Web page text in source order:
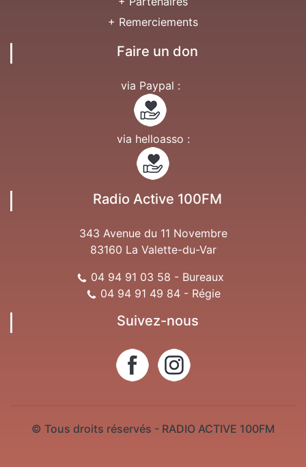
+ Remerciements
Faire un don
via Paypal :
via helloasso :
Radio Active 100FM
343 Avenue du 11 Novembre
83160 La Valette-du-Var
04 94 91 03 58 - Bureaux
04 94 91 49 84 - Régie
Suivez-nous
© Tous droits réservés - RADIO ACTIVE 100FM